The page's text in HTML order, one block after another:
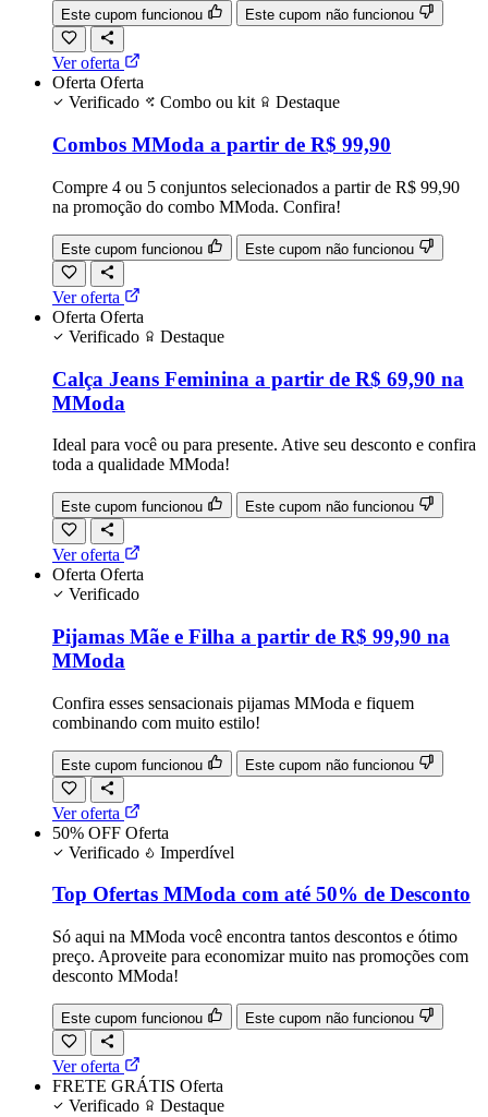
Este cupom funcionou Este cupom não funcionou
Ver oferta
Oferta Oferta
Verificado
Combo ou kit Destaque
Combos MModa a partir de R$ 99,90
Compre 4 ou 5 conjuntos selecionados a partir de R$ 99,90
na promoção do combo MModa. Confira!
Este cupom funcionou Este cupom não funcionou
Ver oferta
Oferta Oferta
Verificado
Destaque
Calça Jeans Feminina a partir de R$ 69,90 na
MModa
Ideal para você ou para presente. Ative seu desconto e confira
toda a qualidade MModa!
Este cupom funcionou Este cupom não funcionou
Ver oferta
Oferta Oferta
Verificado
Pijamas Mãe e Filha a partir de R$ 99,90 na
MModa
Confira esses sensacionais pijamas MModa e fiquem
combinando com muito estilo!
Este cupom funcionou Este cupom não funcionou
Ver oferta
50% OFF Oferta
Verificado
Imperdível
Top Ofertas MModa com até 50% de Desconto
Só aqui na MModa você encontra tantos descontos e ótimo
preço. Aproveite para economizar muito nas promoções com
desconto MModa!
Este cupom funcionou Este cupom não funcionou
Ver oferta
FRETE GRÁTIS Oferta
Verificado
Destaque